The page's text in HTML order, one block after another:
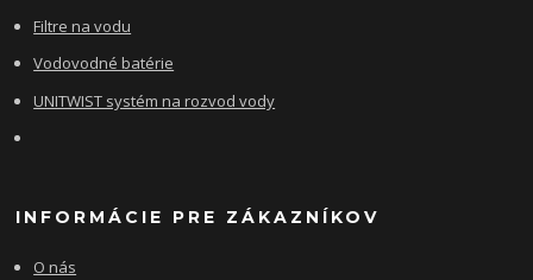
Filtre na vodu
Vodovodné batérie
UNITWIST systém na rozvod vody
INFORMÁCIE PRE ZÁKAZNÍKOV
O nás